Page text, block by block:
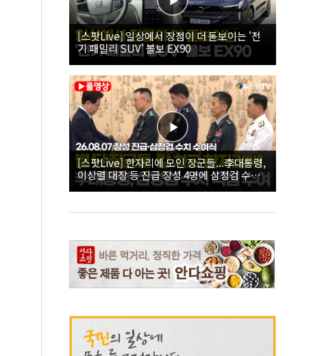
[스팟Live] 일상에서 장점이 더 돋보이는 '전
기 패밀리 SUV' 볼보 EX90
[스팟Live] 한자리에 모인 장군들...李대통령,
이상렬 대장 등 진급 장성 4명에 삼정검 수치
직접 수여｜26.08.07 장성 진급·삼정검 수치